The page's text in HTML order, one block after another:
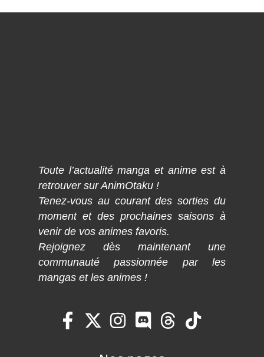
Toute l’actualité manga et anime est à
retrouver sur AnimOtaku !
Tenez-vous au courant des sorties du
moment et des prochaines saisons à
venir de vos animes favoris.
Rejoignez dès maintenant une
communauté passionnée par les
mangas et les animes !